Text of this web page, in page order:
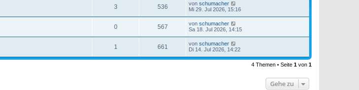
3 536 von schumacher
Mi 29. Jul 2026, 15:16
0 567 von schumacher
Sa 18. Jul 2026, 14:15
1 661 von schumacher
Di 14. Jul 2026, 14:22
4 Themen • Seite 1 von 1
Gehe zu